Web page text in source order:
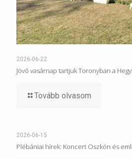
2026-06-22
Jövő vasárnap tartjuk Toronyban a
Tovább olvasom
2026-06-15
Plébániai hírek: Koncert Oszkón és